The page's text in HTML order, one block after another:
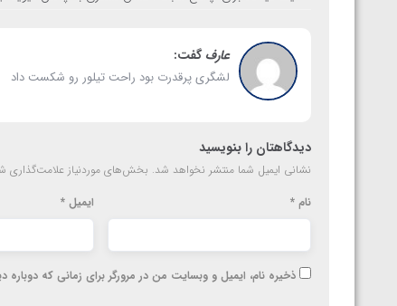
عارف گفت:
لشگری پرقدرت بود راحت تیلور رو شکست داد
دیدگاهتان را بنویسید
نشانی ایمیل شما منتشر نخواهد شد. بخش‌های موردنیاز علامت‌گذاری
نام * ایمیل*
ذخیره نام، ایمیل و وبسایت من در مرورگر برای زمانی که